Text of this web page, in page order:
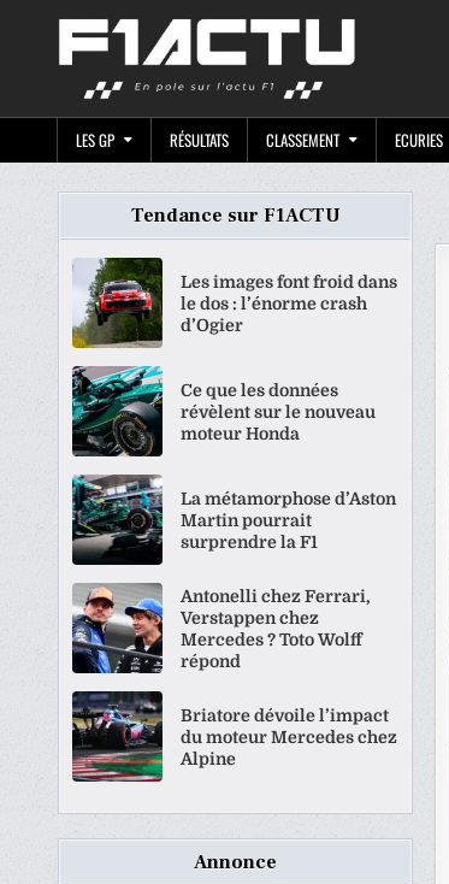
LES GP RÉSULTATS CLASSEMENT ECURIES
Tendance sur F1ACTU
Les images font froid dans
le dos : l’énorme crash
d’Ogier
Ce que les données
révèlent sur le nouveau
moteur Honda
La métamorphose d’Aston
Martin pourrait
surprendre la F1
Antonelli chez Ferrari,
Verstappen chez
Mercedes ? Toto Wolff
répond
Briatore dévoile l’impact
du moteur Mercedes chez
Alpine
Annonce